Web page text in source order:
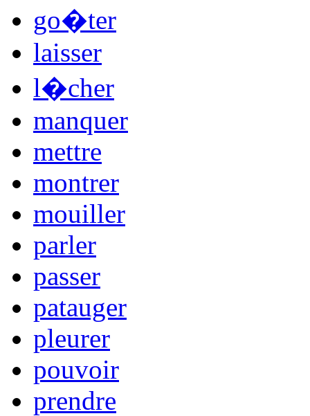
go�ter
laisser
l�cher
manquer
mettre
montrer
mouiller
parler
passer
patauger
pleurer
pouvoir
prendre